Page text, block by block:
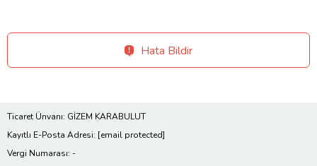
Hata Bildir
Ticaret Ünvanı: GİZEM KARABULUT
Kayıtlı E-Posta Adresi: [email protected]
Vergi Numarası: -